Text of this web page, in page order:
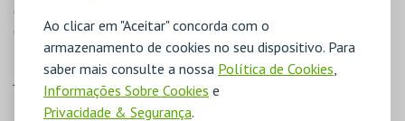
Ao clicar em "Aceitar" concorda com o
armazenamento de cookies no seu dispositivo. Para
saber mais consulte a nossa Política de Cookies,
Informações Sobre Cookies e
Privacidade & Segurança.
Coro dos Amantes | Tiago Rodrigues / Cláudia Gaiolas e Tónan
Quito (25|set|26 às 21:00) (Cineteatro Louletano)
Polly Gibbons & Orquestra de Jazz do Algarve | Algarve All
Jazz '26 (27|set|26 às 17:00) (Cineteatro Louletano)